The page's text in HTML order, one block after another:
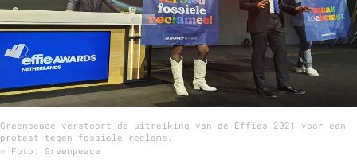
Menu
Home
9 sept: GenAI-training
12 nov: MarketingLive!
Adverteren
Events
Opleidingen
Greenpeace verstoort de uitreiking van de Effies 2021 voor een
protest tegen fossiele reclame.
© Foto: Greenpeace